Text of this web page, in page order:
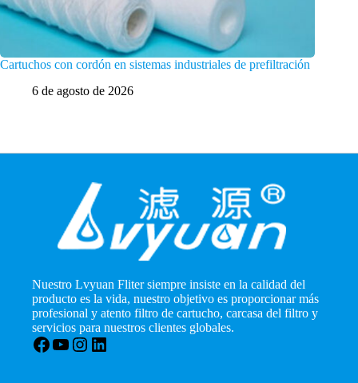
Cartuchos con cordón en sistemas industriales de prefiltración
6 de agosto de 2026
Nuestro Lvyuan Fliter siempre insiste en la calidad del
producto es la vida, nuestro objetivo es proporcionar más
profesional y atento filtro de cartucho, carcasa del filtro y
servicios para nuestros clientes globales.
Facebook
YouTube
Instagram
LinkedIn